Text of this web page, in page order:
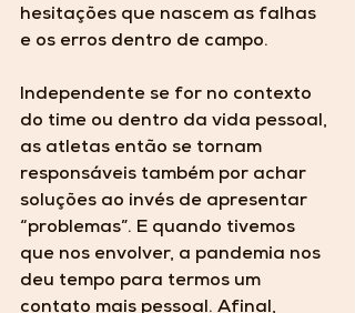
hesitações que nascem as falhas
e os erros dentro de campo.
Independente se for no contexto
do time ou dentro da vida pessoal,
as atletas então se tornam
responsáveis também por achar
soluções ao invés de apresentar
“problemas”. E quando tivemos
que nos envolver, a pandemia nos
deu tempo para termos um
contato mais pessoal. Afinal,